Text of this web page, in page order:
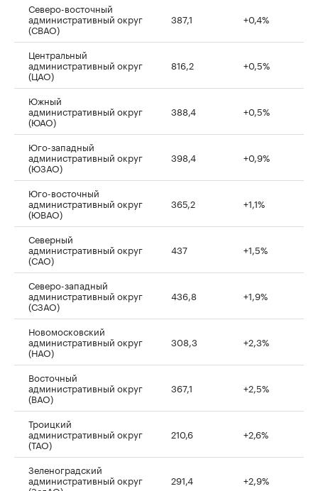
Северо-восточный
административный округ
(СВАО)
387,1 +0,4%
Центральный
административный округ
(ЦАО)
816,2 +0,5%
Южный
административный округ
(ЮАО)
388,4 +0,5%
Юго-западный
административный округ
(ЮЗАО)
398,4 +0,9%
Юго-восточный
административный округ
(ЮВАО)
365,2 +1,1%
Северный
административный округ
(САО)
437 +1,5%
Северо-западный
административный округ
(СЗАО)
436,8 +1,9%
Новомосковский
административный округ
(НАО)
308,3 +2,3%
Восточный
административный округ
(ВАО)
367,1 +2,5%
Троицкий
административный округ
(ТАО)
210,6 +2,6%
Зеленоградский
административный округ 291,4 +2,9%